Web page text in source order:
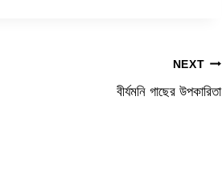
NEXT
বীর্যমনি গাছের উপকারিতা